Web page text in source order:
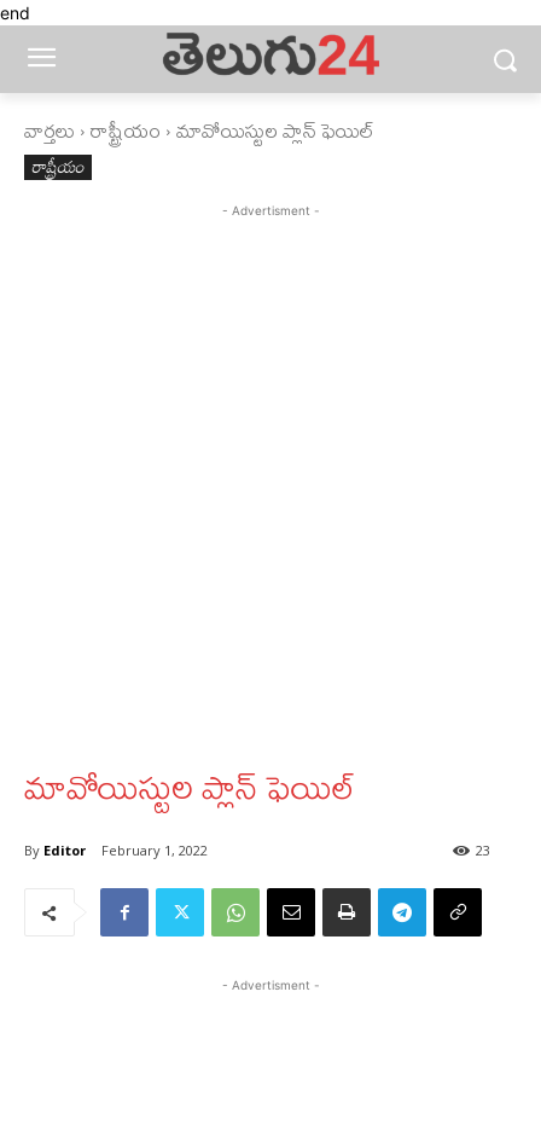
end
వార్తలు రాష్ట్రీయం మావోయిస్టుల ప్లాన్‌ ఫెయిల్‌
రాష్ట్రీయం
- Advertisment -
మావోయిస్టుల ప్లాన్‌ ఫెయిల్‌
By Editor February 1, 2022 23
- Advertisment -